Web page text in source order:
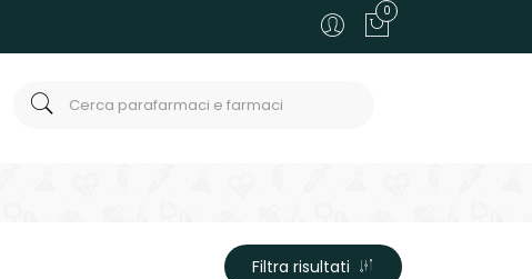
0
Filtra risultati